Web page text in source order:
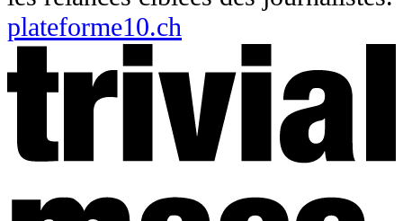
plateforme10.ch